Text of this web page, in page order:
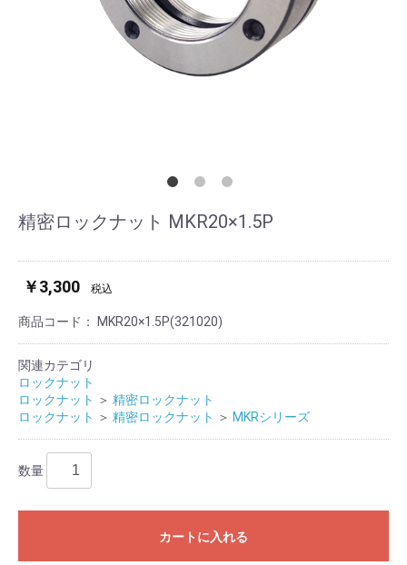
精密ロックナット MKR20×1.5P
￥3,300 税込
商品コード： MKR20×1.5P(321020)
関連カテゴリ
ロックナット
ロックナット ＞ 精密ロックナット
ロックナット ＞ 精密ロックナット ＞ MKRシリーズ
数量
カートに入れる